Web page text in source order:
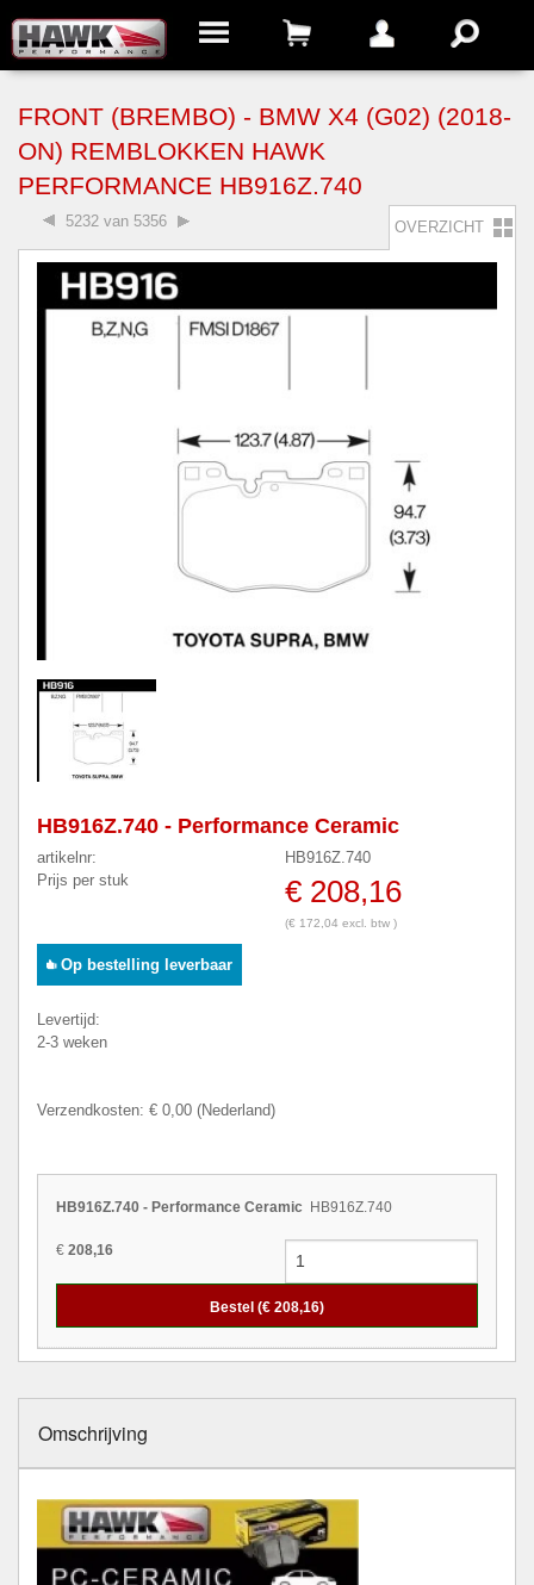
FRONT (BREMBO) - BMW X4 (G02) (2018-
ON) REMBLOKKEN HAWK
PERFORMANCE HB916Z.740
5232 van 5356 OVERZICHT
HB916Z.740 - Performance Ceramic
artikelnr:
HB916Z.740
Prijs per stuk
€ 208,16
(€ 172,04 excl. btw )
Op bestelling leverbaar
Levertijd:
2-3 weken
Verzendkosten: € 0,00 (Nederland)
HB916Z.740 - Performance Ceramic HB916Z.740
€ 208,16
Bestel (€ 208,16)
Omschrijving